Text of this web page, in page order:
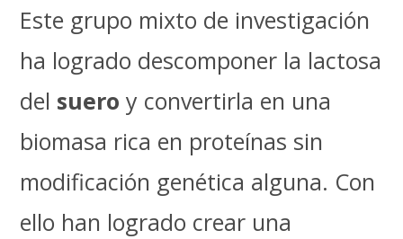
Este grupo mixto de investigación
ha logrado descomponer la lactosa
del suero y convertirla en una
biomasa rica en proteínas sin
modificación genética alguna. Con
ello han logrado crear una